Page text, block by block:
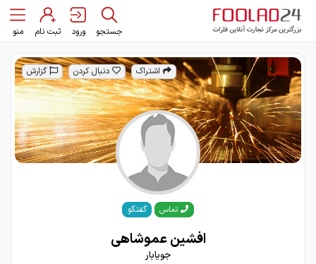
جستجو ورود ثبت نام منو
اشتراک دنبال کردن گزارش
تماس گفتگو
افشین عموشاهی
جویابار